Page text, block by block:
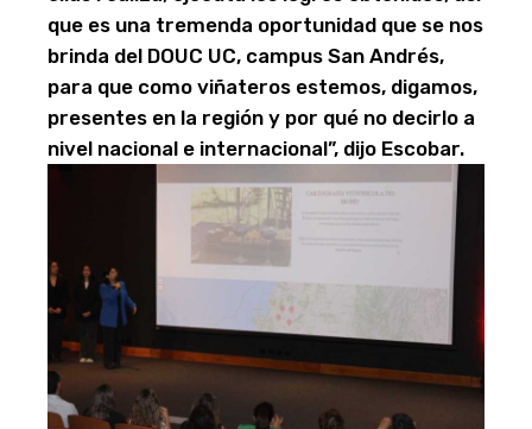
que es una tremenda oportunidad que se nos
brinda del DOUC UC, campus San Andrés,
para que como viñateros estemos, digamos,
presentes en la región y por qué no decirlo a
nivel nacional e internacional”, dijo Escobar.